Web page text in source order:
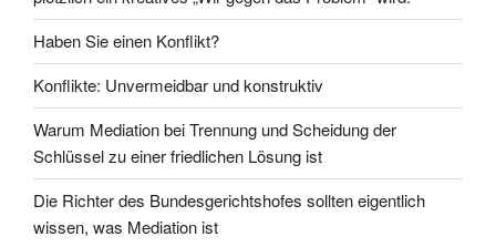
Haben Sie einen Konflikt?
Konflikte: Unvermeidbar und konstruktiv
Warum Mediation bei Trennung und Scheidung der
Schlüssel zu einer friedlichen Lösung ist
Die Richter des Bundesgerichtshofes sollten eigentlich
wissen, was Mediation ist